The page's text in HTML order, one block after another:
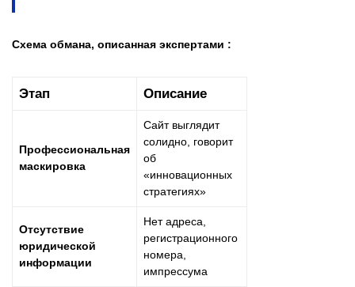
Схема обмана, описанная экспертами :
Этап Описание
Профессиональная
маскировка
Сайт выглядит
солидно, говорит
об
«инновационных
стратегиях»
Отсутствие
юридической
информации
Нет адреса,
регистрационного
номера,
импрессума